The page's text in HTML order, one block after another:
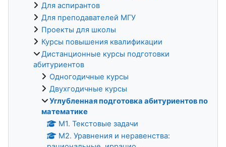
Для аспирантов
Для преподавателей МГУ
Проекты для школы
Курсы повышения квалификации
Дистанционные курсы подготовки
абитуриентов
Одногодичные курсы
Двухгодичные курсы
Углубленная подготовка абитуриентов по
математике
М1. Текстовые задачи
M2. Уравнения и неравенства: